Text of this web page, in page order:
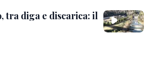
tra diga e discarica: il